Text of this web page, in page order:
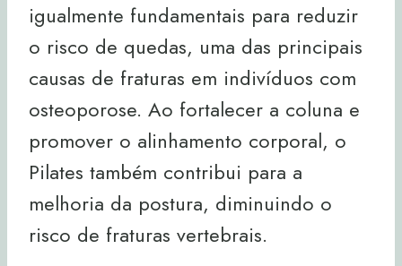
igualmente fundamentais para reduzir
o risco de quedas, uma das principais
causas de fraturas em indivíduos com
osteoporose. Ao fortalecer a coluna e
promover o alinhamento corporal, o
Pilates também contribui para a
melhoria da postura, diminuindo o
risco de fraturas vertebrais.